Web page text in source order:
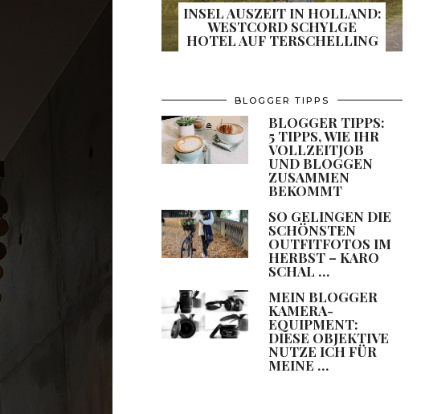
INSEL AUSZEIT IN HOLLAND:
WESTCORD SCHYLGE
HOTEL AUF TERSCHELLING
BLOGGER TIPPS
BLOGGER TIPPS:
5 TIPPS, WIE IHR
VOLLZEITJOB
UND BLOGGEN
ZUSAMMEN
BEKOMMT
SO GELINGEN DIE
SCHÖNSTEN
OUTFITFOTOS IM
HERBST – KARO
SCHAL …
MEIN BLOGGER
KAMERA-
EQUIPMENT:
DIESE OBJEKTIVE
NUTZE ICH FÜR
MEINE …